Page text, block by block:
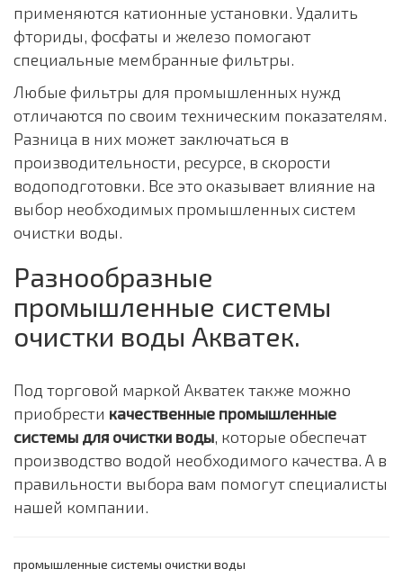
применяются катионные установки. Удалить
фториды, фосфаты и железо помогают
специальные мембранные фильтры.
Любые фильтры для промышленных нужд
отличаются по своим техническим показателям.
Разница в них может заключаться в
производительности, ресурсе, в скорости
водоподготовки. Все это оказывает влияние на
выбор необходимых промышленных систем
очистки воды.
Разнообразные
промышленные системы
очистки воды Акватек.
Под торговой маркой Акватек также можно
приобрести качественные промышленные
системы для очистки воды, которые обеспечат
производство водой необходимого качества. А в
правильности выбора вам помогут специалисты
нашей компании.
промышленные системы очистки воды